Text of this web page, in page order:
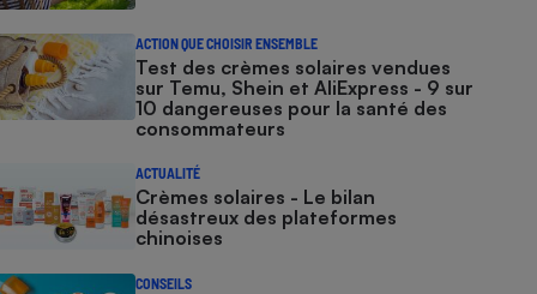
ACTION QUE CHOISIR ENSEMBLE
Test des crèmes solaires vendues
sur Temu, Shein et AliExpress - 9 sur
10 dangereuses pour la santé des
consommateurs
ACTUALITÉ
Crèmes solaires - Le bilan
désastreux des plateformes
chinoises
CONSEILS